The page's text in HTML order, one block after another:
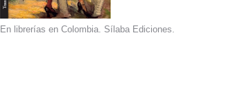
En librerías en Colombia. Sílaba Ediciones.